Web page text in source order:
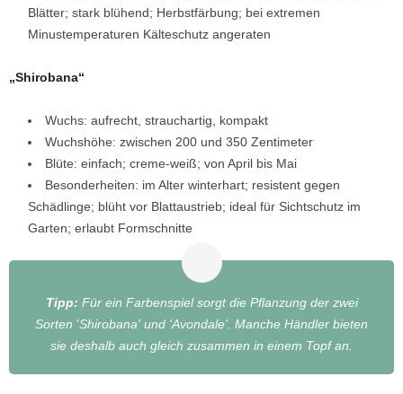
Blätter; stark blühend; Herbstfärbung; bei extremen
Minustemperaturen Kälteschutz angeraten
„Shirobana“
Wuchs: aufrecht, strauchartig, kompakt
Wuchshöhe: zwischen 200 und 350 Zentimeter
Blüte: einfach; creme-weiß; von April bis Mai
Besonderheiten: im Alter winterhart; resistent gegen
Schädlinge; blüht vor Blattaustrieb; ideal für Sichtschutz im
Garten; erlaubt Formschnitte
Tipp: Für ein Farbenspiel sorgt die Pflanzung der zwei
Sorten 'Shirobana' und 'Avondale'. Manche Händler bieten
sie deshalb auch gleich zusammen in einem Topf an.